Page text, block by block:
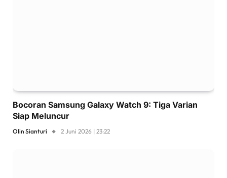
Bocoran Samsung Galaxy Watch 9: Tiga Varian
Siap Meluncur
Olin Sianturi 2 Juni 2026 | 23:22